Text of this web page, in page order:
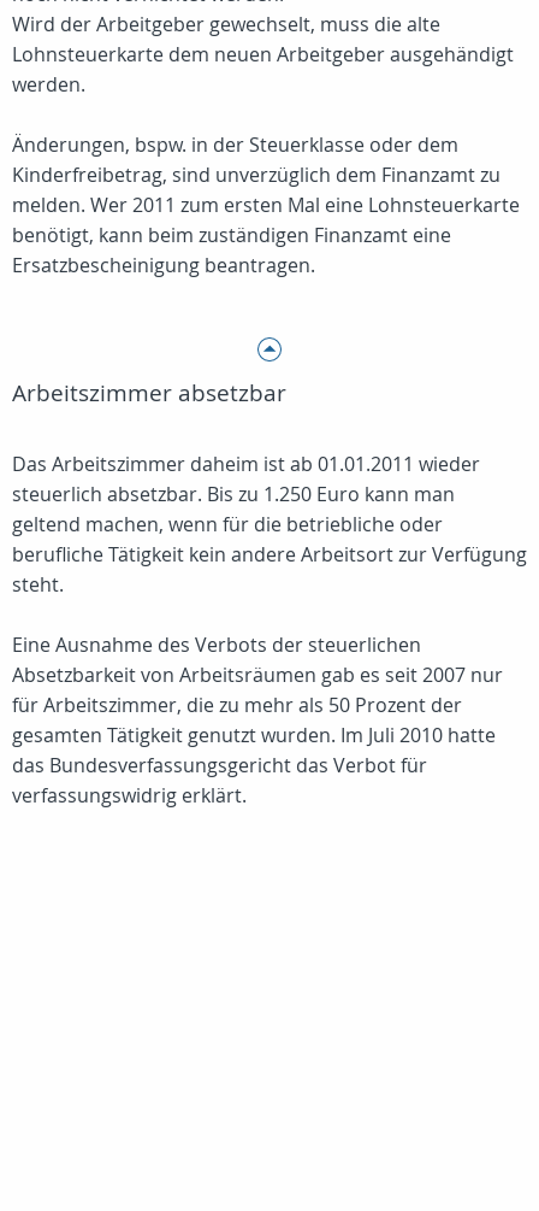
Wird der Arbeitgeber gewechselt, muss die alte
Lohnsteuerkarte dem neuen Arbeitgeber ausgehändigt
werden.
Änderungen, bspw. in der Steuerklasse oder dem
Kinderfreibetrag, sind unverzüglich dem Finanzamt zu
melden. Wer 2011 zum ersten Mal eine Lohnsteuerkarte
benötigt, kann beim zuständigen Finanzamt eine
Ersatzbescheinigung beantragen.
Arbeitszimmer absetzbar
Das Arbeitszimmer daheim ist ab 01.01.2011 wieder
steuerlich absetzbar. Bis zu 1.250 Euro kann man
geltend machen, wenn für die betriebliche oder
berufliche Tätigkeit kein andere Arbeitsort zur Verfügung
steht.
Eine Ausnahme des Verbots der steuerlichen
Absetzbarkeit von Arbeitsräumen gab es seit 2007 nur
für Arbeitszimmer, die zu mehr als 50 Prozent der
gesamten Tätigkeit genutzt wurden. Im Juli 2010 hatte
das Bundesverfassungsgericht das Verbot für
verfassungswidrig erklärt.